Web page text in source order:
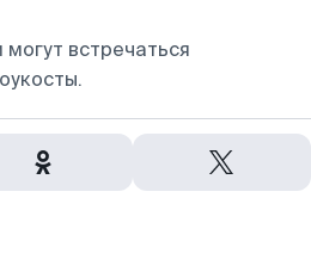
встречаться